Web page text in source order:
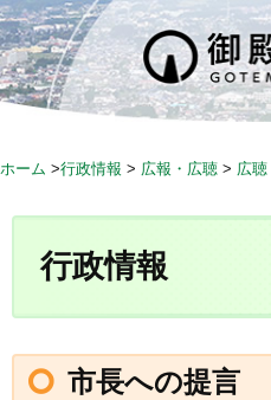
S
k
i
p
ホーム >行政情報 > 広報・広聴 > 広聴
行政情報
市長への提言